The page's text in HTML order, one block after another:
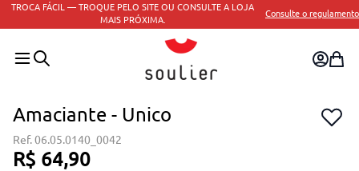
TROCA FÁCIL — TROQUE PELO SITE OU CONSULTE A LOJA
MAIS PRÓXIMA.
Consulte o regulamento
Amaciante - Unico
06.05.0140_0042
R$ 64,90